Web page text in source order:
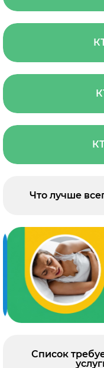
Что лучше
Список